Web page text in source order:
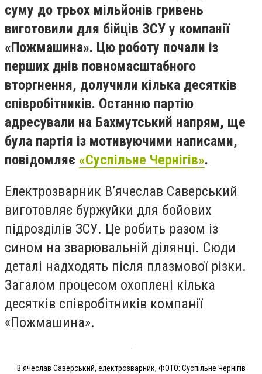
суму до трьох мільйонів гривень
виготовили для бійців ЗСУ у компанії
«Пожмашина». Цю роботу почали із
перших днів повномасштабного
вторгнення, долучили кілька десятків
співробітників. Останню партію
адресували на Бахмутський напрям, ще
була партія із мотивуючими написами,
повідомляє «Суспільне Чернігів».
Електрозварник В’ячеслав Саверський
виготовляє буржуйки для бойових
підрозділів ЗСУ. Це робить разом із
сином на зварювальній ділянці. Сюди
деталі надходять після плазмової різки.
Загалом процесом охоплені кілька
десятків співробітників компанії
«Пожмашина».
В'ячеслав Саверський, електрозварник, ФОТО: Суспільне Чернігів